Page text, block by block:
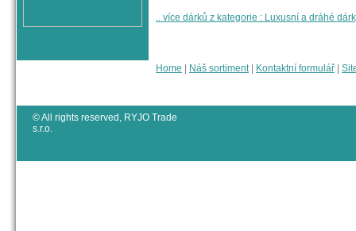
.. více dárků z kategorie : Luxusní a dráhé
Home | Náš sortiment| Kontaktní formulář |
© All rights reserved, RYJO Trade
s.r.o.